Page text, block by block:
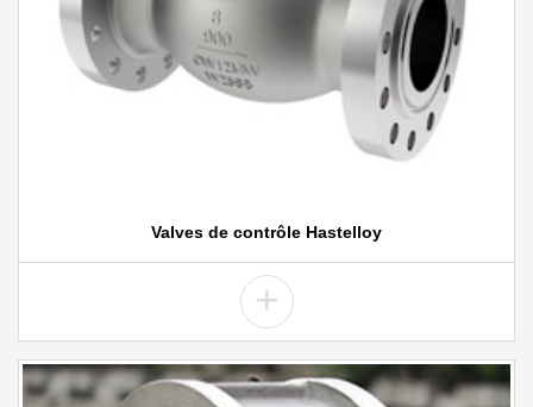
Valves de contrôle Hastelloy
+